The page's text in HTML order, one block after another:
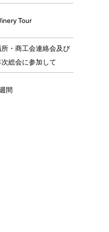
Tour
・商工会連絡会及び
総会に参加して
間